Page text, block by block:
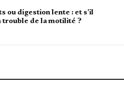
ou digestion lente : et s’il
trouble de la motilité ?